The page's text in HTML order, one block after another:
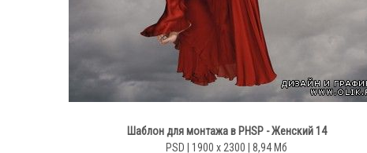
Шаблон для монтажа в PHSP - Женский 14
PSD | 1900 x 2300 | 8,94 Мб